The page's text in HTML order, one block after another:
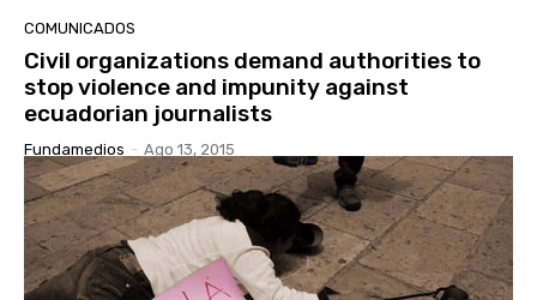
COMUNICADOS
Civil organizations demand authorities to
stop violence and impunity against
ecuadorian journalists
Fundamedios - Ago 13, 2015